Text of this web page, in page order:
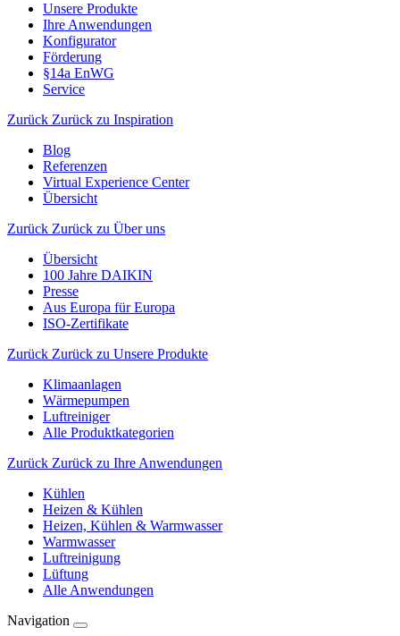
Unsere Produkte
Ihre Anwendungen
Konfigurator
Förderung
§14a EnWG
Service
Zurück Zurück zu Inspiration
Blog
Referenzen
Virtual Experience Center
Übersicht
Zurück Zurück zu Über uns
Übersicht
100 Jahre DAIKIN
Presse
Aus Europa für Europa
ISO-Zertifikate
Zurück Zurück zu Unsere Produkte
Klimaanlagen
Wärmepumpen
Luftreiniger
Alle Produktkategorien
Zurück Zurück zu Ihre Anwendungen
Kühlen
Heizen & Kühlen
Heizen, Kühlen & Warmwasser
Warmwasser
Luftreinigung
Lüftung
Alle Anwendungen
Navigation